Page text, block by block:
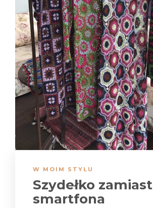
W MOIM STYLU
Szydełko zamiast
smartfona